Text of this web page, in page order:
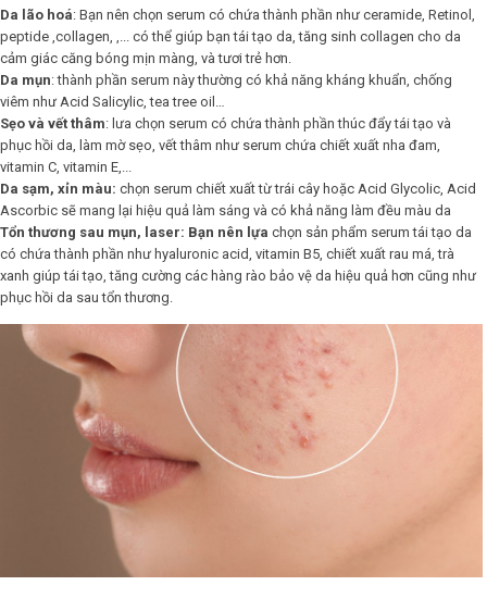
Da lão hoá: Bạn nên chọn serum có chứa thành phần như ceramide, Retinol,
peptide ,collagen, ,... có thể giúp bạn tái tạo da, tăng sinh collagen cho da
cảm giác căng bóng mịn màng, và tươi trẻ hơn.
Da mụn: thành phần serum này thường có khả năng kháng khuẩn, chống
viêm như Acid Salicylic, tea tree oil…
Sẹo và vết thâm: lưa chọn serum có chứa thành phần thúc đẩy tái tạo và
phục hồi da, làm mờ sẹo, vết thâm như serum chứa chiết xuất nha đam,
vitamin C, vitamin E,...
Da sạm, xỉn màu: chọn serum chiết xuất từ trái cây hoặc Acid Glycolic, Acid
Ascorbic sẽ mang lại hiệu quả làm sáng và có khả năng làm đều màu da
Tổn thương sau mụn, laser: Bạn nên lựa chọn sản phẩm serum tái tạo da
có chứa thành phần như hyaluronic acid, vitamin B5, chiết xuất rau má, trà
xanh giúp tái tạo, tăng cường các hàng rào bảo vệ da hiệu quả hơn cũng như
phục hồi da sau tổn thương.